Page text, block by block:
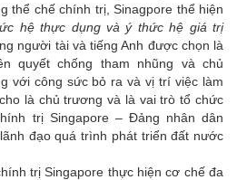
thể chế chính trị, Sinagpore thể hiện
hệ thực dụng và ý thức hệ giá trị
người tài và tiếng Anh được chọn là
quyết chống tham nhũng và chủ
với công sức bỏ ra và vị trí việc làm
là chủ trương và là vai trò tổ chức
trị Singapore – Đảng nhân dân
đạo quá trình phát triển đất nước
trị Singapore thực hiện cơ chế đa